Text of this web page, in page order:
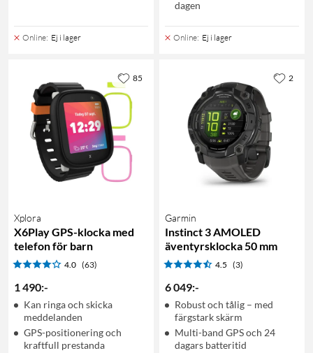
Online: Ej i lager
dagen
Online: Ej i lager
Xplora
X6Play GPS-klocka med
telefon för barn
4.0 (63)
1 490:-
Kan ringa och skicka
meddelanden
GPS-positionering och
kraftfull prestanda
85
Garmin
Instinct 3 AMOLED
äventyrsklocka 50 mm
4.5 (3)
6 049:-
Robust och tålig – med
färgstark skärm
Multi-band GPS och 24
dagars batteritid
2